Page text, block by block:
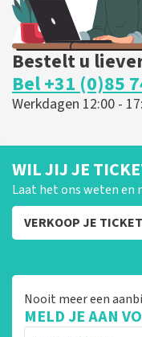
Bestelt u
Bel +31 (0)85
Werkdagen 12:00 -
WIL JIJ JE
Laat het ons weten en
VERKOOP JE
Nooit meer een
MELD JE AAN